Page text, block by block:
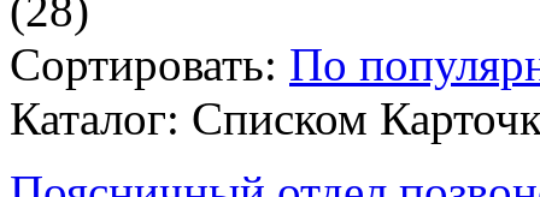
Сортировать: По
Каталог: Списком